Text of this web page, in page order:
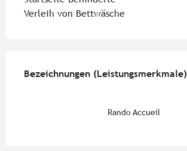
Verleih von Bettwäsche
Bezeichnungen (Leistungsmerkmale)
Bezeichnungen (Leistungsmerkmale)
Rando Accueil